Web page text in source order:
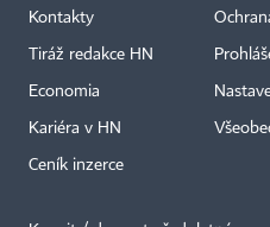
Kontakty
Tiráž redakce HN
Economia
Kariéra v HN
Ceník inzerce